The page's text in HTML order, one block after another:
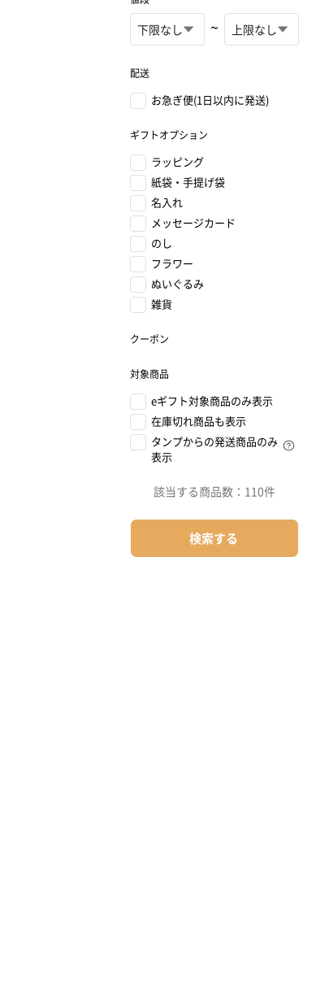
~
配送
お急ぎ便(1日以内に発送)
ギフトオプション
ラッピング
紙袋・手提げ袋
名入れ
メッセージカード
のし
フラワー
ぬいぐるみ
雑貨
クーポン
対象商品
eギフト対象商品のみ表示
在庫切れ商品も表示
タンプからの発送商品のみ
表示
該当する商品数： 110件
検索する